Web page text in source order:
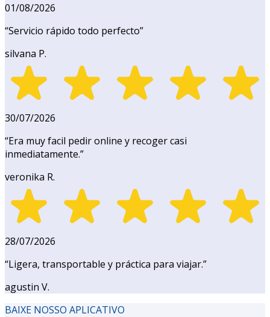
01/08/2026
“Servicio rápido todo perfecto”
silvana P.
30/07/2026
“Era muy facil pedir online y recoger casi
inmediatamente.”
veronika R.
28/07/2026
“Ligera, transportable y práctica para viajar.”
agustin V.
BAIXE NOSSO APLICATIVO